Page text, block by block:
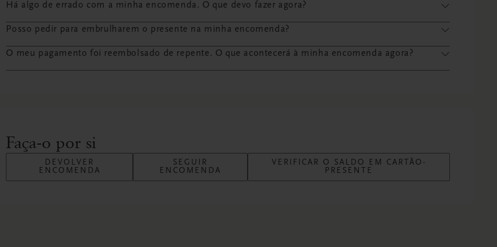
Há algo de errado com a minha encomenda. O que devo fazer agora?
Posso pedir para embrulharem o presente na minha encomenda?
O meu pagamento foi reembolsado de repente. O que acontecerá à minha encomenda agora?
Faça-o por si
DEVOLVER
ENCOMENDA
SEGUIR
ENCOMENDA
VERIFICAR O SALDO EM CARTÃO-
PRESENTE